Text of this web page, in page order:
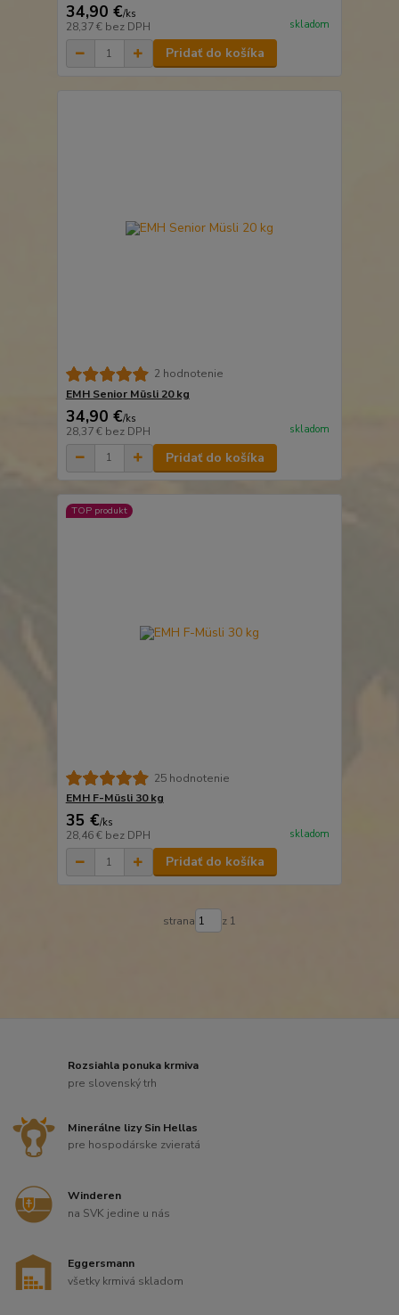
34,90 €/ks
28,37 € bez DPH skladom
Pridať do košíka
2 hodnotenie
EMH Senior Müsli 20 kg
34,90 €/ks
28,37 € bez DPH skladom
Pridať do košíka
TOP produkt
25 hodnotenie
EMH F-Müsli 30 kg
35 €/ks
28,46 € bez DPH skladom
Pridať do košíka
strana z 1
Rozsiahla ponuka krmiva
pre slovenský trh
Minerálne lizy Sin Hellas
pre hospodárske zvieratá
Winderen
na SVK jedine u nás
Eggersmann
všetky krmivá skladom